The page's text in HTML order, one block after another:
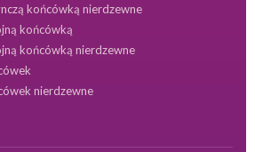
końcówką nierdzewne
końcówką
końcówką nierdzewne
nierdzewne